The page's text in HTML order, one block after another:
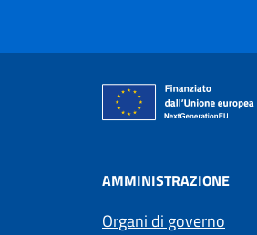
AMMINISTRAZIONE
Organi di governo